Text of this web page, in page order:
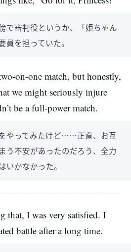
で審判役というか、「姫ちゃん
員を担っていた。
on-one match, but honestly,
we might seriously injure
be a full-power match.
やってみたけど……正直、お互
う不安があったのだろう、全力
いかなかった。
that, I was very satisfied. I
battle after a long time.